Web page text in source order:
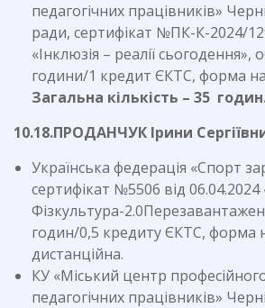
педагогічних працівників»
ради, сертифікат №ПК-К-2024/
«Інклюзія – реалії сьогодення»,
години/1 кредит ЄКТС, форма
Загальна кількість – 35
10.18.ПРОДАНЧУК Ірини
Українська федерація «Спорт
сертифікат №5506 від 06.04.2024
Фізкультура-
годин/0,5 кредиту ЄКТС, форма
дистанційна.
КУ «Міський центр
педагогічних працівників»